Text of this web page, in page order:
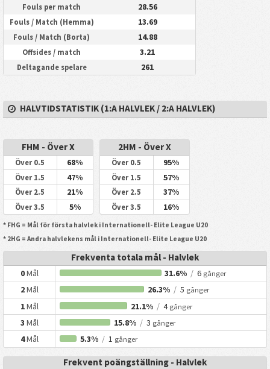
Fouls per match 28.56
Fouls / Match (Hemma) 13.69
Fouls / Match (Borta) 14.88
Offsides / match 3.21
Deltagande spelare 261
HALVTIDSTATISTIK (1:A HALVLEK / 2:A HALVLEK)
FHM - Över X
Över 0.5 68%
Över 1.5 47%
Över 2.5 21%
Över 3.5 5%
2HM - Över X
Över 0.5 95%
Över 1.5 57%
Över 2.5 37%
Över 3.5 16%
* FHG = Mål för första halvlek i Internationell- Elite League U20
* 2HG = Andra halvlekens mål i Internationell- Elite League U20
Frekventa totala mål - Halvlek
0Mål 31.6% / 6 gånger
2Mål 26.3% / 5 gånger
1Mål 21.1% /4 gånger
3Mål 15.8% /3 gånger
4Mål 5.3% /1 gånger
Frekvent poängställning - Halvlek